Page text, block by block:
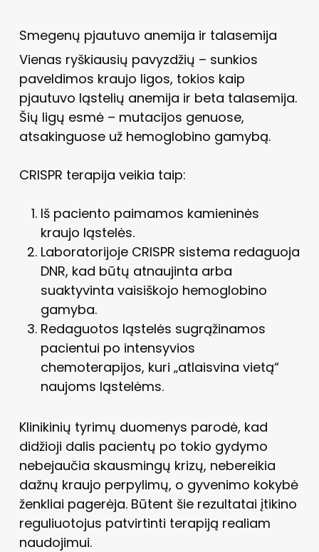
Smegenų pjautuvo anemija ir talasemija
Vienas ryškiausių pavyzdžių – sunkios
paveldimos kraujo ligos, tokios kaip
pjautuvo ląstelių anemija ir beta talasemija.
Šių ligų esmė – mutacijos genuose,
atsakinguose už hemoglobino gamybą.
CRISPR terapija veikia taip:
Iš paciento paimamos kamieninės
kraujo ląstelės.
Laboratorijoje CRISPR sistema redaguoja
DNR, kad būtų atnaujinta arba
suaktyvinta vaisiškojo hemoglobino
gamyba.
Redaguotos ląstelės sugrąžinamos
pacientui po intensyvios
chemoterapijos, kuri „atlaisvina vietą“
naujoms ląstelėms.
Klinikinių tyrimų duomenys parodė, kad
didžioji dalis pacientų po tokio gydymo
nebejaučia skausmingų krizų, nebereikia
dažnų kraujo perpylimų, o gyvenimo kokybė
ženkliai pagerėja. Būtent šie rezultatai įtikino
reguliuotojus patvirtinti terapiją realiam
naudojimui.